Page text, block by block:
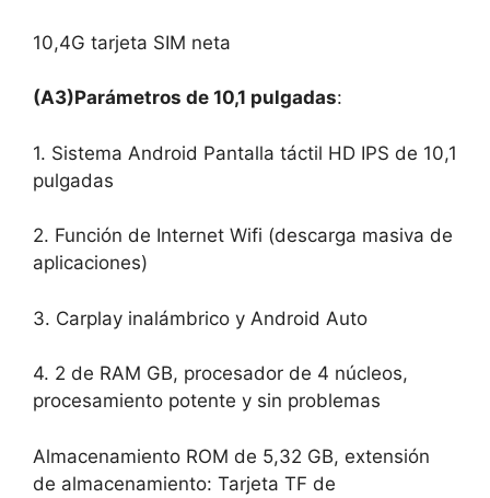
10,4G tarjeta SIM neta
(A3)Parámetros de 10,1 pulgadas:
1. Sistema Android Pantalla táctil HD IPS de 10,1
pulgadas
2. Función de Internet Wifi (descarga masiva de
aplicaciones)
3. Carplay inalámbrico y Android Auto
4. 2 de RAM GB, procesador de 4 núcleos,
procesamiento potente y sin problemas
Almacenamiento ROM de 5,32 GB, extensión
de almacenamiento: Tarjeta TF de